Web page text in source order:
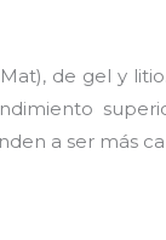
de gel y
a ser más